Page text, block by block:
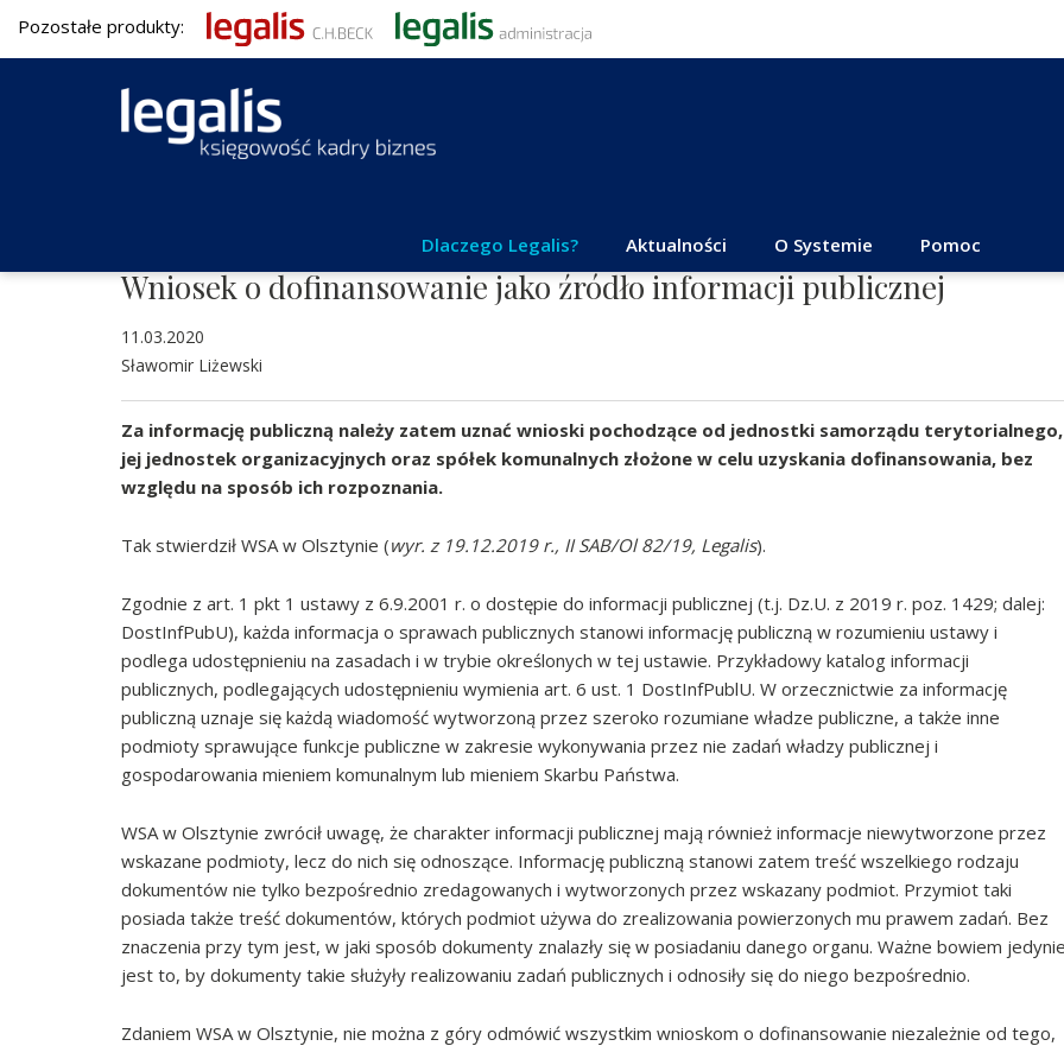
Pozostałe produkty:
Dlaczego Legalis? Aktualności O Systemie Pomoc
Wniosek o dofinansowanie jako źródło informacji publicznej
11.03.2020
Sławomir Liżewski
Za informację publiczną należy zatem uznać wnioski pochodzące od jednostki samorządu terytorialnego,
jej jednostek organizacyjnych oraz spółek komunalnych złożone w celu uzyskania dofinansowania, bez
względu na sposób ich rozpoznania.
Tak stwierdził WSA w Olsztynie (wyr. z 19.12.2019 r., II SAB/Ol 82/19, Legalis).
Zgodnie z art. 1 pkt 1 ustawy z 6.9.2001 r. o dostępie do informacji publicznej (t.j. Dz.U. z 2019 r. poz. 1429; dalej:
DostInfPubU), każda informacja o sprawach publicznych stanowi informację publiczną w rozumieniu ustawy i
podlega udostępnieniu na zasadach i w trybie określonych w tej ustawie. Przykładowy katalog informacji
publicznych, podlegających udostępnieniu wymienia art. 6 ust. 1 DostInfPublU. W orzecznictwie za informację
publiczną uznaje się każdą wiadomość wytworzoną przez szeroko rozumiane władze publiczne, a także inne
podmioty sprawujące funkcje publiczne w zakresie wykonywania przez nie zadań władzy publicznej i
gospodarowania mieniem komunalnym lub mieniem Skarbu Państwa.
WSA w Olsztynie zwrócił uwagę, że charakter informacji publicznej mają również informacje niewytworzone przez
wskazane podmioty, lecz do nich się odnoszące. Informację publiczną stanowi zatem treść wszelkiego rodzaju
dokumentów nie tylko bezpośrednio zredagowanych i wytworzonych przez wskazany podmiot. Przymiot taki
posiada także treść dokumentów, których podmiot używa do zrealizowania powierzonych mu prawem zadań. Bez
znaczenia przy tym jest, w jaki sposób dokumenty znalazły się w posiadaniu danego organu. Ważne bowiem
jest to, by dokumenty takie służyły realizowaniu zadań publicznych i odnosiły się do niego bezpośrednio.
Zdaniem WSA w Olsztynie, nie można z góry odmówić wszystkim wnioskom o dofinansowanie niezależnie od tego,